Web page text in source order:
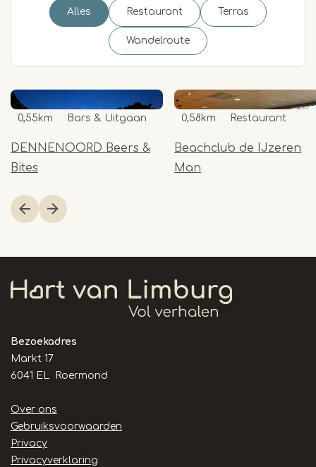
Alles Restaurant Terras
Wandelroute
DENNENOORD Beers &
Bites
0,55km Bars & Uitgaan
Beachclub de IJzeren
Man
0,58km Restaurant
1
of
Bezoekadres
Markt 17
6041 EL Roermond
Handige
links
Over ons
Gebruiksvoorwaarden
Privacy
Privacyverklaring